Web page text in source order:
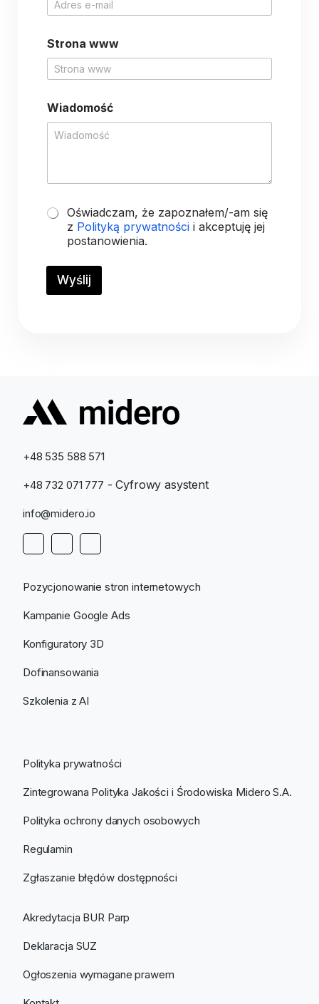
I
m
i
Strona www
Wiadomość
O
a
c
Oświadczam, że zapoznałem/-am się
z Polityką prywatności i akceptuję jej
postanowienia.
Wyślij
+48 535 588 571
+48 732 071 777 - Cyfrowy asystent
info@midero.io
Pozycjonowanie stron internetowych
Kampanie Google Ads
Konfiguratory 3D
Dofinansowania
Szkolenia z AI
Polityka prywatności
Zintegrowana Polityka Jakości i Środowiska Midero S.A.
Polityka ochrony danych osobowych
Regulamin
Zgłaszanie błędów dostępności
Akredytacja BUR Parp
Deklaracja SUZ
Ogłoszenia wymagane prawem